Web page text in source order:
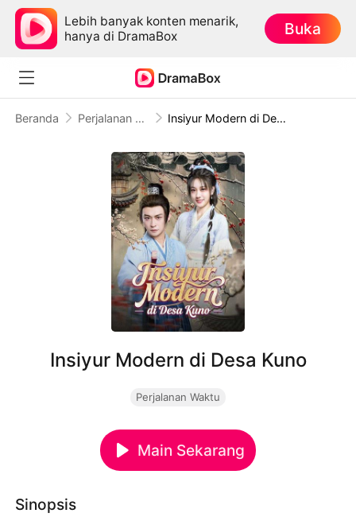
Lebih banyak konten menarik,
hanya di DramaBox
Buka
Beranda Perjalanan Waktu Insiyur Modern di Desa Kuno
Insiyur Modern di Desa Kuno
Perjalanan Waktu
Main Sekarang
Sinopsis